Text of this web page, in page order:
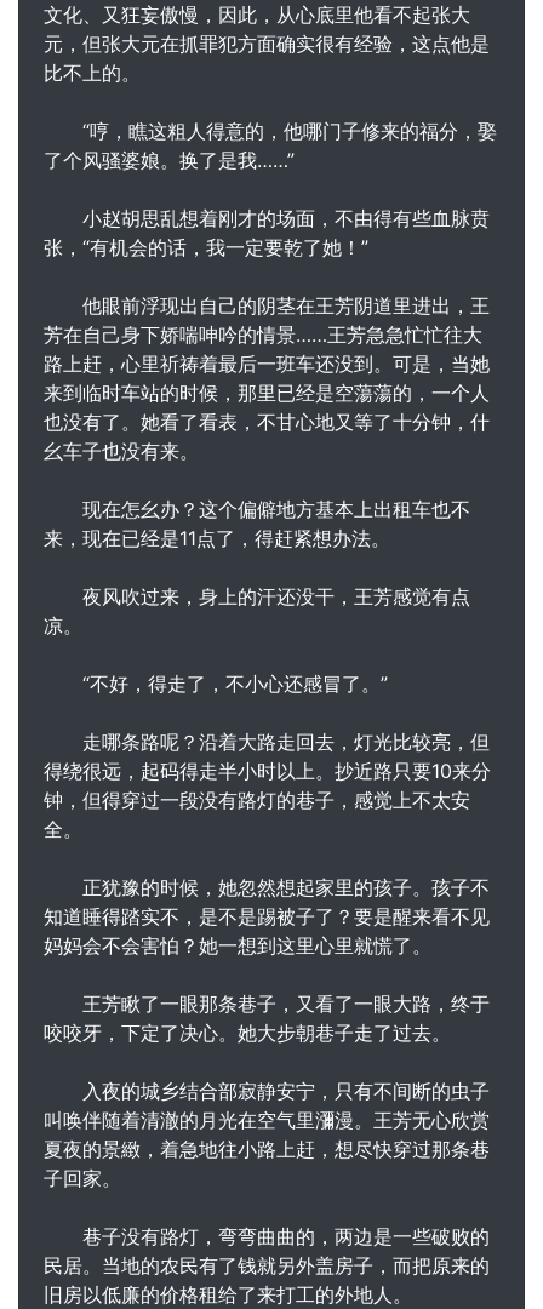
文化、又狂妄傲慢，因此，从心底里他看不起张大
元，但张大元在抓罪犯方面确实很有经验，这点他是
比不上的。
“哼，瞧这粗人得意的，他哪门子修来的福分，娶
了个风骚婆娘。换了是我……”
小赵胡思乱想着刚才的场面，不由得有些血脉贲
张，“有机会的话，我一定要乾了她！”
他眼前浮现出自己的阴茎在王芳阴道里进出，王
芳在自己身下娇喘呻吟的情景……王芳急急忙忙往大
路上赶，心里祈祷着最后一班车还没到。可是，当她
来到临时车站的时候，那里已经是空蕩蕩的，一个人
也没有了。她看了看表，不甘心地又等了十分钟，什
幺车子也没有来。
现在怎幺办？这个偏僻地方基本上出租车也不
来，现在已经是11点了，得赶紧想办法。
夜风吹过来，身上的汗还没干，王芳感觉有点
凉。
“不好，得走了，不小心还感冒了。”
走哪条路呢？沿着大路走回去，灯光比较亮，但
得绕很远，起码得走半小时以上。抄近路只要10来分
钟，但得穿过一段没有路灯的巷子，感觉上不太安
全。
正犹豫的时候，她忽然想起家里的孩子。孩子不
知道睡得踏实不，是不是踢被子了？要是醒来看不见
妈妈会不会害怕？她一想到这里心里就慌了。
王芳瞅了一眼那条巷子，又看了一眼大路，终于
咬咬牙，下定了决心。她大步朝巷子走了过去。
入夜的城乡结合部寂静安宁，只有不间断的虫子
叫唤伴随着清澈的月光在空气里瀰漫。王芳无心欣赏
夏夜的景緻，着急地往小路上赶，想尽快穿过那条巷
子回家。
巷子没有路灯，弯弯曲曲的，两边是一些破败的
民居。当地的农民有了钱就另外盖房子，而把原来的
旧房以低廉的价格租给了来打工的外地人。